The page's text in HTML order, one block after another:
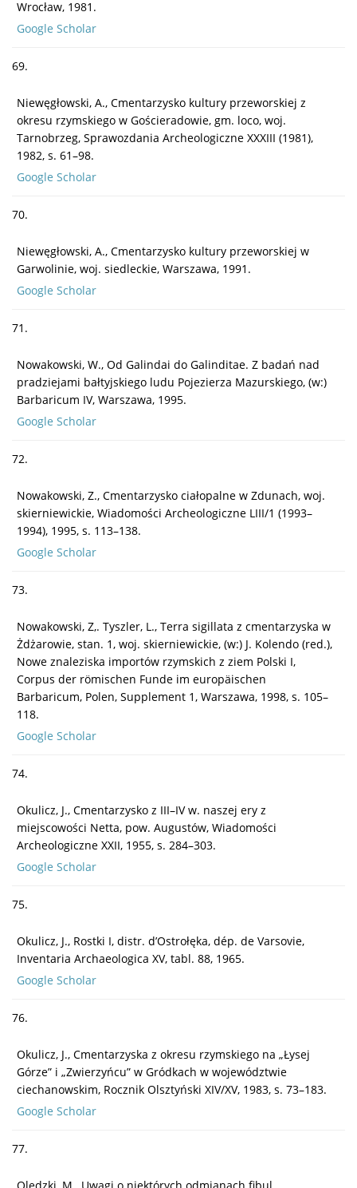
Wrocław, 1981.
Google Scholar
69.
Niewęgłowski, A., Cmentarzysko kultury przeworskiej z
okresu rzymskiego w Gościeradowie, gm. loco, woj.
Tarnobrzeg, Sprawozdania Archeologiczne XXXIII (1981),
1982, s. 61–98.
Google Scholar
70.
Niewęgłowski, A., Cmentarzysko kultury przeworskiej w
Garwolinie, woj. siedleckie, Warszawa, 1991.
Google Scholar
71.
Nowakowski, W., Od Galindai do Galinditae. Z badań nad
pradziejami bałtyjskiego ludu Pojezierza Mazurskiego, (w:)
Barbaricum IV, Warszawa, 1995.
Google Scholar
72.
Nowakowski, Z., Cmentarzysko ciałopalne w Zdunach, woj.
skierniewickie, Wiadomości Archeologiczne LIII/1 (1993–
1994), 1995, s. 113–138.
Google Scholar
73.
Nowakowski, Z,. Tyszler, L., Terra sigillata z cmentarzyska w
Żdżarowie, stan. 1, woj. skierniewickie, (w:) J. Kolendo (red.),
Nowe znaleziska importów rzymskich z ziem Polski I,
Corpus der römischen Funde im europäischen
Barbaricum, Polen, Supplement 1, Warszawa, 1998, s. 105–
118.
Google Scholar
74.
Okulicz, J., Cmentarzysko z III–IV w. naszej ery z
miejscowości Netta, pow. Augustów, Wiadomości
Archeologiczne XXII, 1955, s. 284–303.
Google Scholar
75.
Okulicz, J., Rostki I, distr. d’Ostrołęka, dép. de Varsovie,
Inventaria Archaeologica XV, tabl. 88, 1965.
Google Scholar
76.
Okulicz, J., Cmentarzyska z okresu rzymskiego na „Łysej
Górze” i „Zwierzyńcu” w Gródkach w województwie
ciechanowskim, Rocznik Olsztyński XIV/XV, 1983, s. 73–183.
Google Scholar
77.